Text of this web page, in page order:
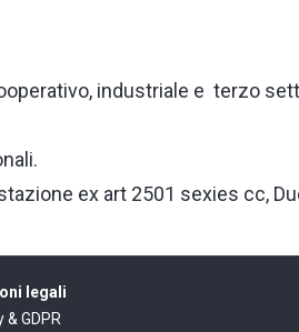
industriale e terzo
ex art 2501 sexies cc,
legali
& GDPR